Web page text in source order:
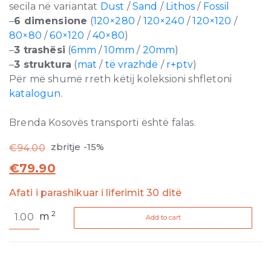
secila në variantat Dust /Sand / Lithos / Fossil
–6 dimensione (120×280 / 120×240 /120×120 /
80×80 /60×120 /40×80)
–3 trashësi (6mm /10mm / 20mm)
–3 struktura (mat/ të vrazhdë / r+ptv)
Për më shumë rreth këtij koleksioni shfletoni
katalogun.
Brenda Kosovës transporti është falas.
€94.00 zbritje -15%
€79.90
Afati i parashikuar i liferimit 30 ditë
Brownm2 Add to cart